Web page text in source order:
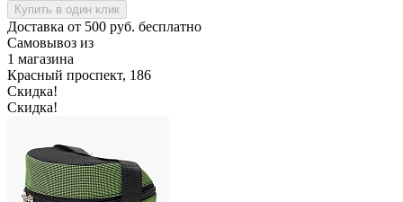
Купить в один клик
Доставка от 500 руб. бесплатно
Самовывоз из
1 магазина
Красный проспект, 186
Скидка!
Скидка!